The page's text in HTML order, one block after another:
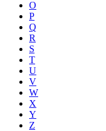
O
P
Q
R
S
T
U
V
W
X
Y
Z